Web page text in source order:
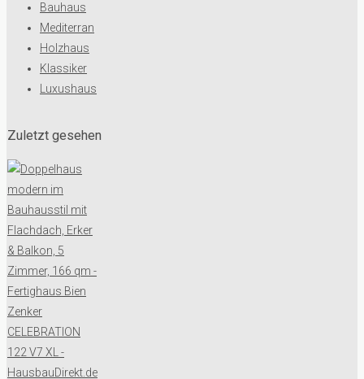
Bauhaus
Mediterran
Holzhaus
Klassiker
Luxushaus
Zuletzt gesehen